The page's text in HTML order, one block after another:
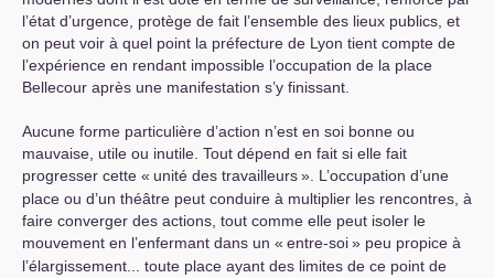
l’état d’urgence, protège de fait l’ensemble des lieux publics, et
on peut voir à quel point la préfecture de Lyon tient compte de
l’expérience en rendant impossible l’occupation de la place
Bellecour après une manifestation s’y finissant.
Aucune forme particulière d’action n’est en soi bonne ou
mauvaise, utile ou inutile. Tout dépend en fait si elle fait
progresser cette « unité des travailleurs». L’occupation d’une
place ou d’un théâtre peut conduire à multiplier les rencontres, à
faire converger des actions, tout comme elle peut isoler le
mouvement en l’enfermant dans un « entre-soi» peu propice à
l’élargissement... toute place ayant des limites de ce point de